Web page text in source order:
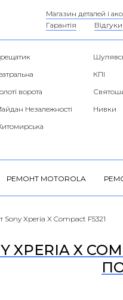
Магазин деталей і
Гарантія
Відгуки
КПІ
ворота
Незалежності
Нивки
РЕМОНТ MOTOROLA
Sony Xperia X Compact F5321
X